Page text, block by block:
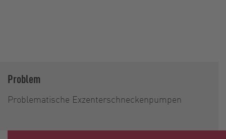
Problem
Problematische Exzenterschneckenpumpen